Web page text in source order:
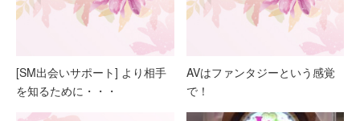
[SM出会いサポート] より相手
を知るために・・・
AVはファンタジーという感覚
で！